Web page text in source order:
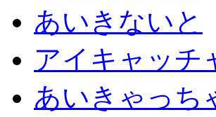
あいきないと
アイキャッチ
あいきゃっち